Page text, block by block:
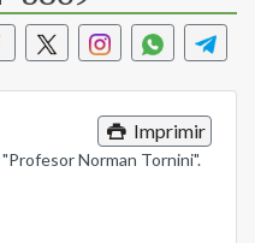
Imprimir
Norman Tornini".